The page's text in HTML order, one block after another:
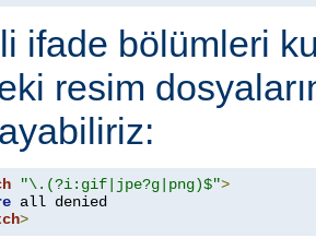
ifade bölümleri
resim
"\.(?i:gif|jpe?g|png)$">
>